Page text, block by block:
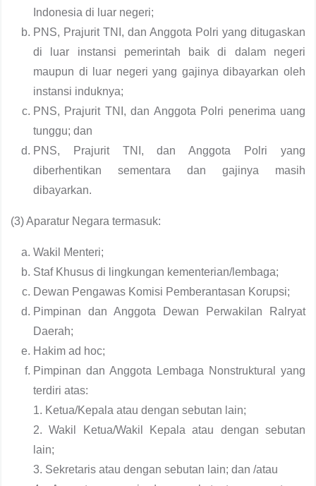
Indonesia di luar negeri;
PNS, Prajurit TNI, dan Anggota Polri yang ditugaskan
di luar instansi pemerintah baik di dalam negeri
maupun di luar negeri yang gajinya dibayarkan oleh
instansi induknya;
PNS, Prajurit TNI, dan Anggota Polri penerima uang
tunggu; dan
PNS, Prajurit TNI, dan Anggota Polri yang
diberhentikan sementara dan gajinya masih
dibayarkan.
(3) Aparatur Negara termasuk:
Wakil Menteri;
Staf Khusus di lingkungan kementerian/lembaga;
Dewan Pengawas Komisi Pemberantasan Korupsi;
Pimpinan dan Anggota Dewan Perwakilan Ralryat
Daerah;
Hakim ad hoc;
Pimpinan dan Anggota Lembaga Nonstruktural yang
terdiri atas:
1. Ketua/Kepala atau dengan sebutan lain;
2. Wakil Ketua/Wakil Kepala atau dengan sebutan
lain;
3. Sekretaris atau dengan sebutan lain; dan /atau